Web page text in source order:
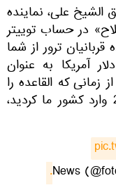
الشیخ علی، نماینده
در حساب توییتر
ترور از شما
‍11 میلیارد دلار آمریکا به عنوان
که القاعده را
به بهانه جنگ با آمریکا از سال 2003 وارد کشور ما کردید،